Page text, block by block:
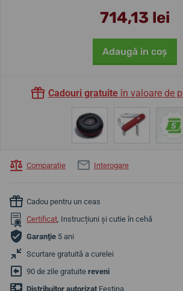
714,13 lei
Adaugă in coş
Cadouri gratuiteîn valoare de
Comparaţie Interogare
Cadou pentru un ceas
Certificat, Instrucțiuni și cutie în cehă
Garanţie 5 ani
Scurtare gratuită a curelei
90 de zile gratuite reveni
Distribuitor autorizat Festina